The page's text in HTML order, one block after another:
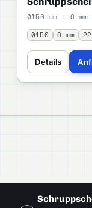
Ø150 mm · 6
Ø150 6 mm
Details